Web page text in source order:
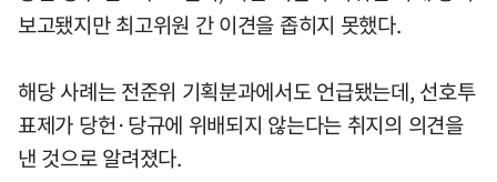
보고됐지만 최고위원 간 이견을 좁히지 못했다.
해당 사례는 전준위 기획분과에서도 언급됐는데, 선호투
표제가 당헌·당규에 위배되지 않는다는 취지의 의견을
낸 것으로 알려졌다.